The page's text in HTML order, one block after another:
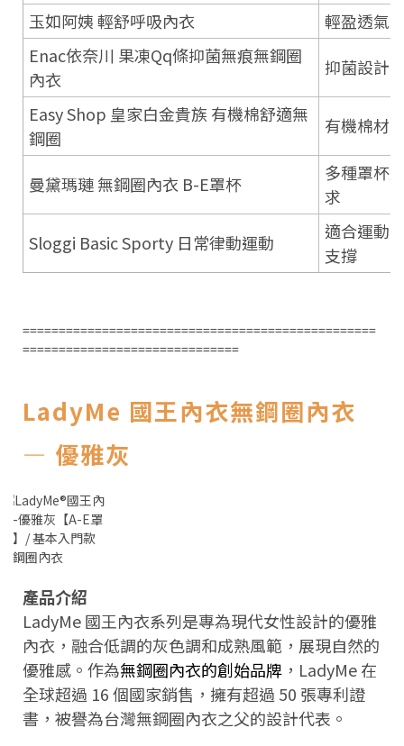
玉如阿姨 輕舒呼吸內衣
輕盈透氣
Enac依奈川 果凍Qq條抑菌無痕無鋼圈
內衣
抑菌設計
Easy Shop 皇家白金貴族 有機棉舒適無
鋼圈
有機棉材
曼黛瑪璉 無鋼圈內衣 B-E罩杯
多種罩杯
求
Sloggi Basic Sporty 日常律動運動
適合運動
支撐
=================================================
==============================
LadyMe 國王內衣無鋼圈內衣
— 優雅灰
產品介紹
LadyMe 國王內衣系列是專為現代女性設計的優雅
內衣，融合低調的灰色調和成熟風範，展現自然的
優雅感。作為無鋼圈內衣的創始品牌 ，LadyMe 在
全球超過 16 個國家銷售，擁有超過 50 張專利證
書，被譽為台灣無鋼圈內衣之父的設計代表。